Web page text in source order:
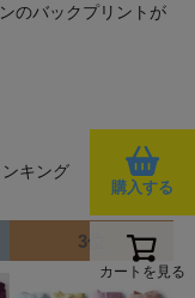
のバックプリントが
キング
3位
購入する
カートを見る